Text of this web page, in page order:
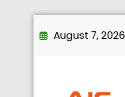
to
August 7, 2026